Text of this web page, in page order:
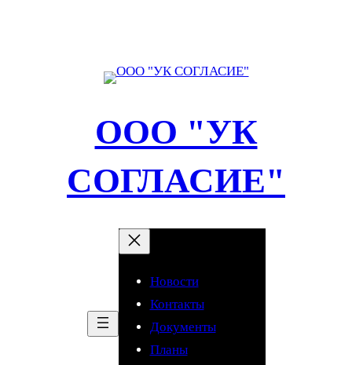
ООО "УК
СОГЛАСИЕ"
Новости
Контакты
Документы
Планы